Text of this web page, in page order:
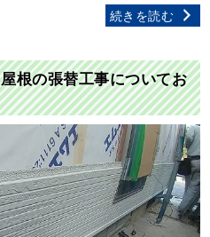
続きを読む
根の張替工事についてお